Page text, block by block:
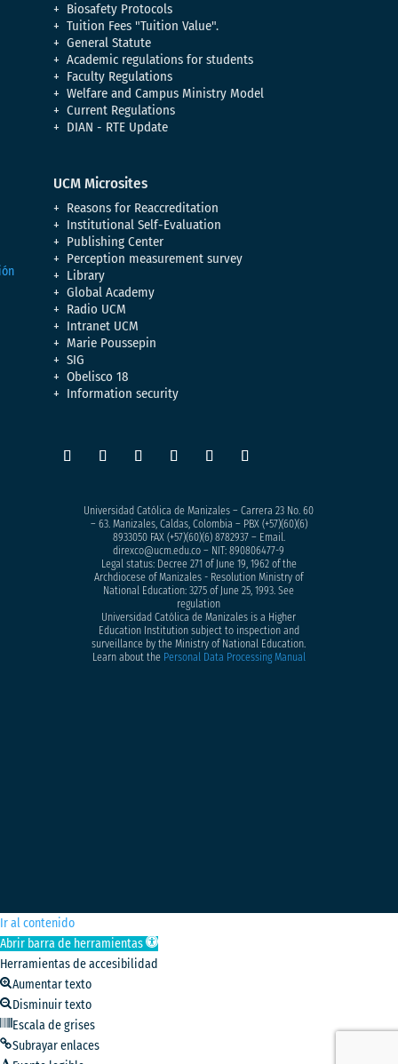
Biosafety Protocols
Tuition Fees "Tuition Value".
General Statute
Academic regulations for students
Faculty Regulations
Welfare and Campus Ministry Model
Current Regulations
DIAN - RTE Update
UCM Microsites
Reasons for Reaccreditation
Institutional Self-Evaluation
Publishing Center
Perception measurement survey
Library
Global Academy
Radio UCM
Intranet UCM
Marie Poussepin
SIG
Obelisco 18
Information security
Universidad Católica de Manizales – Carrera 23 No. 60
– 63. Manizales, Caldas, Colombia – PBX (+57)(60)(6)
8933050FAX (+57)(60)(6) 8782937 – Email.
direxco@ucm.edu.co – NIT: 890806477-9
Legal status: Decree 271 of June 19, 1962 of the
Archdiocese of Manizales - Resolution Ministry of
National Education: 3275 of June 25, 1993. See
regulation
Universidad Católica de Manizales is a Higher
Education Institution subject to inspection and
surveillance by the Ministry of National Education.
Learn about the Personal Data Processing Manual
Ir al contenido
Abrir barra de herramientas
Herramientas de accesibilidad
Aumentar texto
Disminuir texto
Escala de grises
Subrayar enlaces